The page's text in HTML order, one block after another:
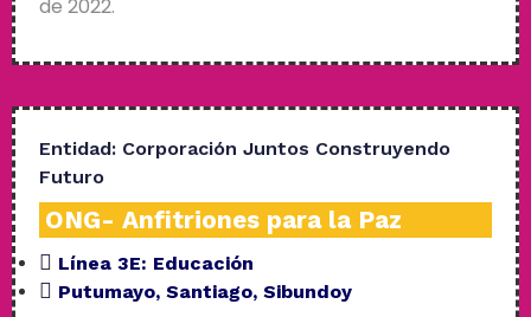
de 2022.
Entidad: Corporación Juntos Construyendo
Futuro
ONG- Anfitriones para la Paz
Línea 3E: Educación
Putumayo, Santiago, Sibundoy